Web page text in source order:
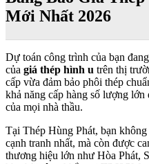
Mới Nhất 2026
Dự toán công trình của bạn
của giá thép hình u trên thị
cấp vừa đảm bảo phôi thép
khả năng cấp hàng số lượng
của mọi nhà thầu.
Tại Thép Hùng Phát, bạn
cạnh tranh nhất, mà còn được
thương hiệu lớn như Hòa Phát,